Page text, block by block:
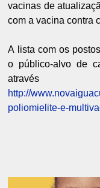
vacinas de
com a vacina contra
A lista com os
o público-alvo de
http://
poliomielite-e-